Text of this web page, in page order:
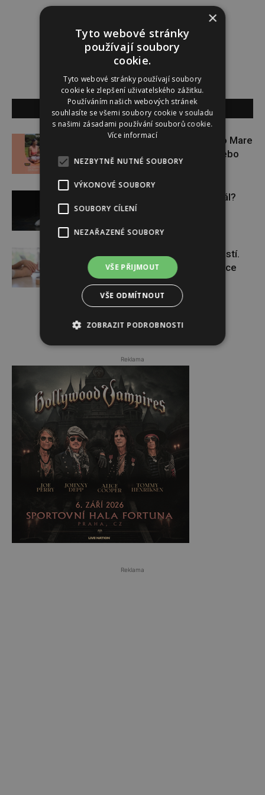
Redakce
Redakce magazínu Instinkt.
SOUVISEJÍCÍ ČLÁNKY
Zapojte se do letní soutěže s Rio Mare
a vyhrajte iWatch Series 11 nebo
jógamatku
Budou se vraždit malé děti dál?
Těhotenství není samozřejmostí.
Pomáhá asistovaná reprodukce
Reklama
Reklama
×
Tyto webové stránky
používají soubory
cookie.
Tyto webové stránky používají soubory
cookie ke zlepšení uživatelského zážitku.
Používáním našich webových stránek
souhlasíte se všemi soubory cookie v souladu
s našimi zásadami používání souborů cookie.
Více informací
NEZBYTNĚ NUTNÉ SOUBORY
VÝKONOVÉ SOUBORY
SOUBORY CÍLENÍ
NEZAŘAZENÉ SOUBORY
VŠE PŘIJMOUT
VŠE ODMÍTNOUT
ZOBRAZIT PODROBNOSTI